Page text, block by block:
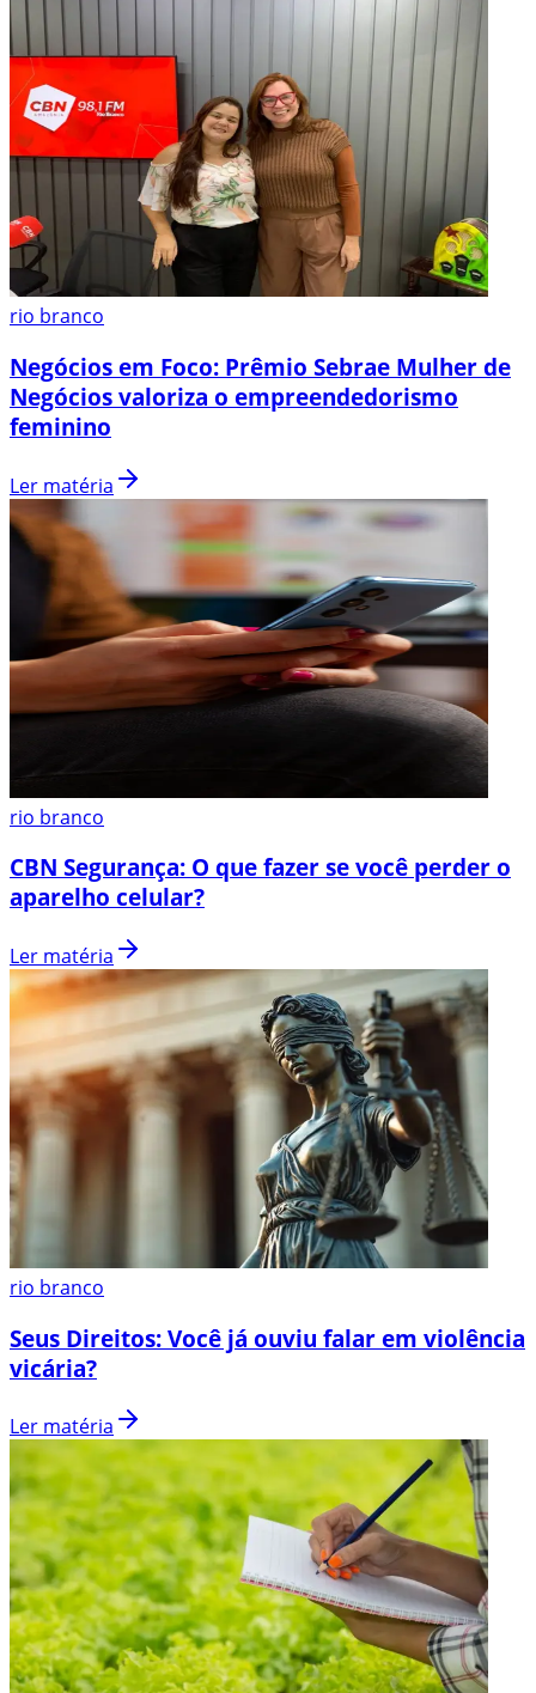
rio branco
Negócios em Foco: Prêmio Sebrae Mulher de
Negócios valoriza o empreendedorismo
feminino
Ler matéria
rio branco
CBN Segurança: O que fazer se você perder o
aparelho celular?
Ler matéria
rio branco
Seus Direitos: Você já ouviu falar em violência
vicária?
Ler matéria